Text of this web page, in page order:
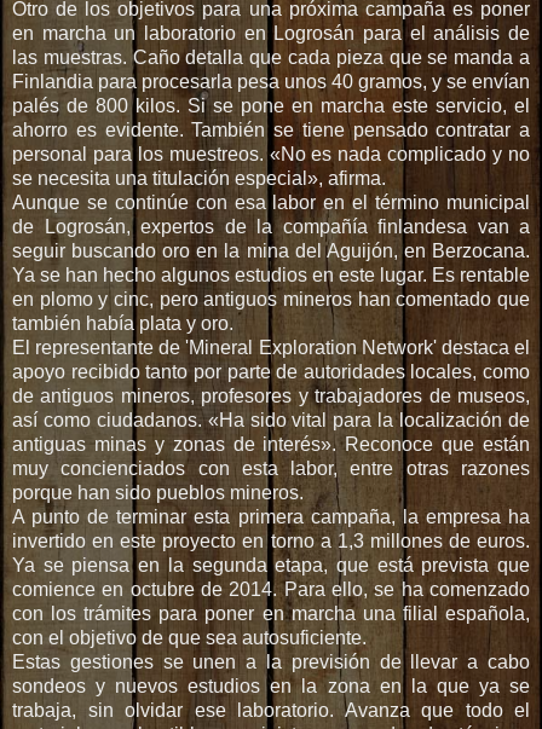
t
r
a
-
f
o
r
m
a
-
d
e
-
v
e
r
-
l
a
-
n
a
t
u
r
a
l
e
z
a
Otro de los objetivos para una próxima campaña es poner
en marcha un laboratorio en Logrosán para el análisis de
las muestras. Caño detalla que cada pieza que se manda a
Finlandia para procesarla pesa unos 40 gramos, y se envían
palés de 800 kilos. Si se pone en marcha este servicio, el
ahorro es evidente. También se tiene pensado contratar a
personal para los muestreos. «No es nada complicado y no
se necesita una titulación especial», afirma.
Aunque se continúe con esa labor en el término municipal
de Logrosán, expertos de la compañía finlandesa van a
seguir buscando oro en la mina del Aguijón, en Berzocana.
Ya se han hecho algunos estudios en este lugar. Es rentable
en plomo y cinc, pero antiguos mineros han comentado que
también había plata y oro.
El representante de 'Mineral Exploration Network' destaca el
apoyo recibido tanto por parte de autoridades locales, como
de antiguos mineros, profesores y trabajadores de museos,
así como ciudadanos. «Ha sido vital para la localización de
antiguas minas y zonas de interés». Reconoce que están
muy concienciados con esta labor, entre otras razones
porque han sido pueblos mineros.
A punto de terminar esta primera campaña, la empresa ha
invertido en este proyecto en torno a 1,3 millones de euros.
Ya se piensa en la segunda etapa, que está prevista que
comience en octubre de 2014. Para ello, se ha comenzado
con los trámites para poner en marcha una filial española,
con el objetivo de que sea autosuficiente.
Estas gestiones se unen a la previsión de llevar a cabo
sondeos y nuevos estudios en la zona en la que ya se
trabaja, sin olvidar ese laboratorio. Avanza que todo el